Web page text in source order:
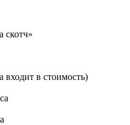
скотч»
входит в стоимость)